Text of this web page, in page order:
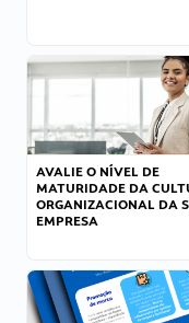
AVALIE O NÍVEL DE
MATURIDADE DA
ORGANIZACIONAL DA
EMPRESA